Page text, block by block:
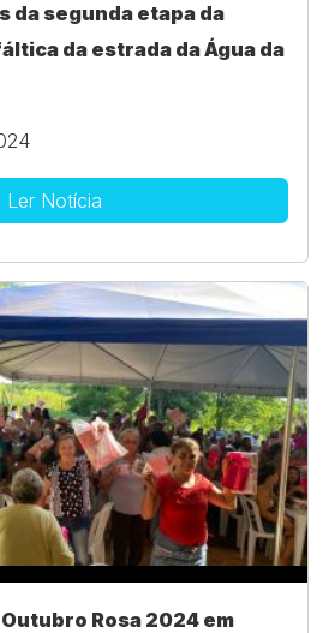
da segunda etapa da
da estrada da Água da
Ler Notícia
Rosa 2024 em